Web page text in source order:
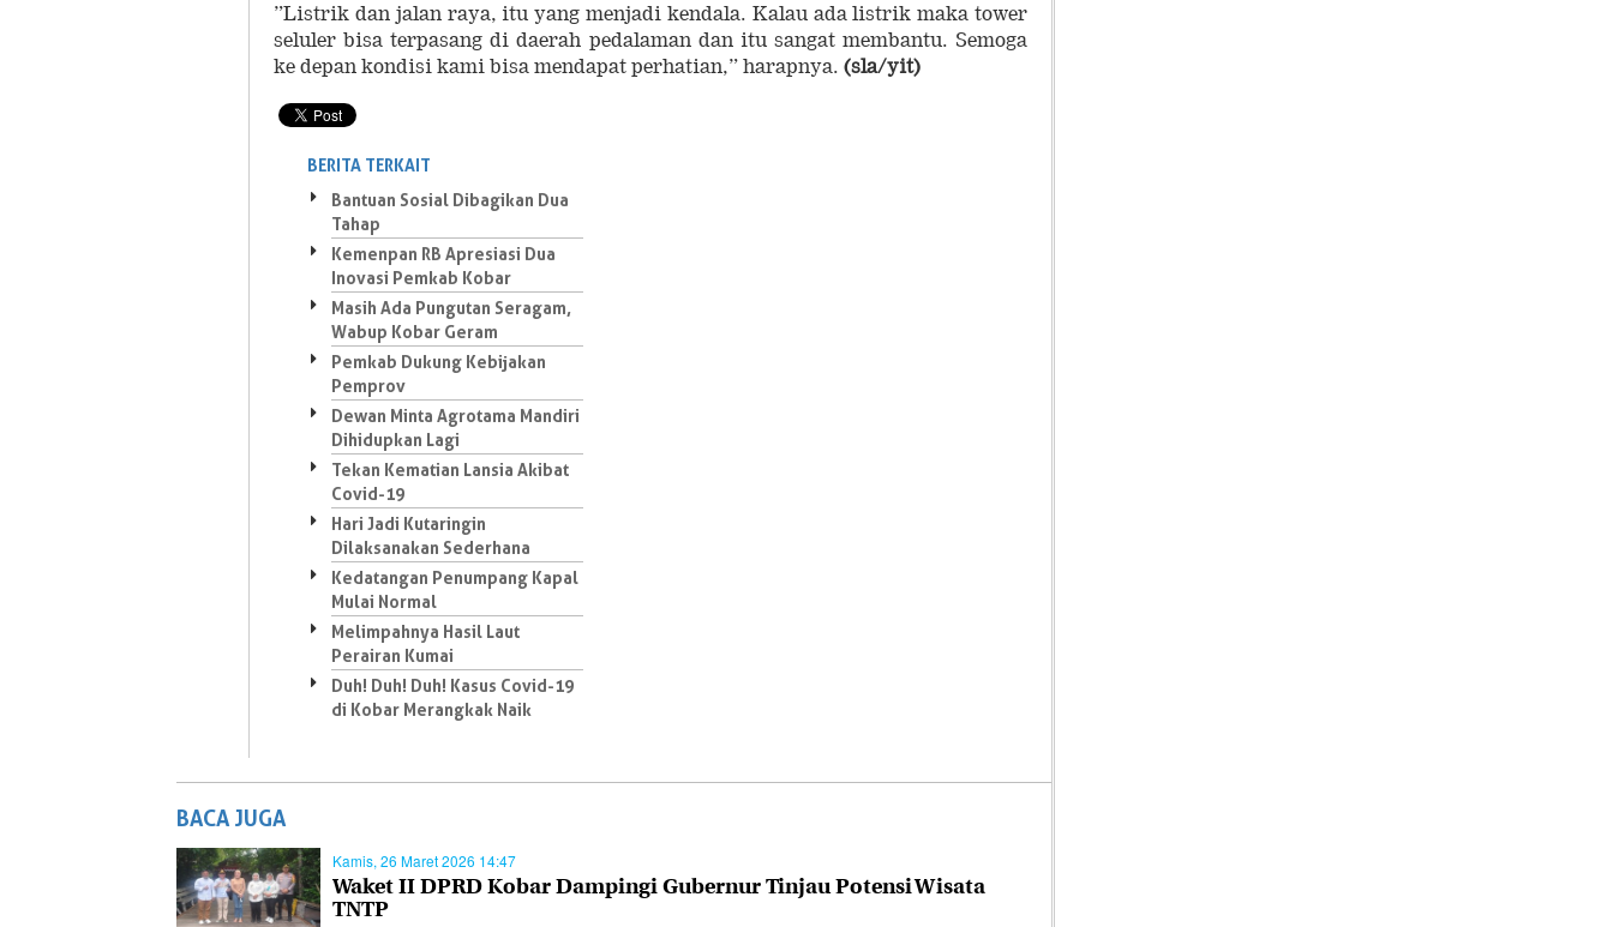
”Listrik dan jalan raya, itu yang menjadi kendala. Kalau ada listrik maka tower
seluler bisa terpasang di daerah pedalaman dan itu sangat membantu. Semoga
ke depan kondisi kami bisa mendapat perhatian,” harapnya. (sla/yit)
BERITA TERKAIT
Bantuan Sosial Dibagikan Dua
Tahap
Kemenpan RB Apresiasi Dua
Inovasi Pemkab Kobar
Masih Ada Pungutan Seragam,
Wabup Kobar Geram
Pemkab Dukung Kebijakan
Pemprov
Dewan Minta Agrotama Mandiri
Dihidupkan Lagi
Tekan Kematian Lansia Akibat
Covid-19
Hari Jadi Kutaringin
Dilaksanakan Sederhana
Kedatangan Penumpang Kapal
Mulai Normal
Melimpahnya Hasil Laut
Perairan Kumai
Duh! Duh! Duh! Kasus Covid-19
di Kobar Merangkak Naik
BACA JUGA
Kamis, 26 Maret 2026 14:47
Waket II DPRD Kobar Dampingi Gubernur Tinjau Potensi Wisata
TNTP